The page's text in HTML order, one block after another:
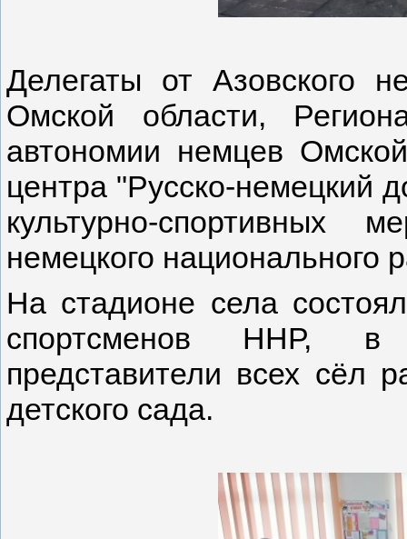
Делегаты от Азовского
Омской области,
автономии немцев
центра "Русско-немецкий
культурно-спортивных
немецкого национального
На стадионе села
спортсменов ННР, в
представители всех сёл
детского сада.